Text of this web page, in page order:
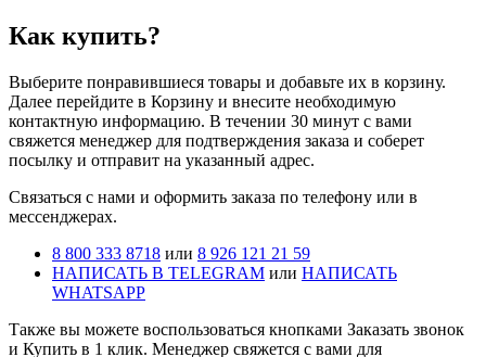
Как купить?
Выберите понравившиеся товары и добавьте их в корзину.
Далее перейдите в Корзину и внесите необходимую
контактную информацию. В течении 30 минут с вами
свяжется менеджер для подтверждения заказа и соберет
посылку и отправит на указанный адрес.
Cвязаться с нами и оформить заказа по телефону или в
мессенджерах.
8 800 333 8718 или 8 926 121 21 59
НАПИСАТЬ В TELEGRAM или НАПИСАТЬ
WHATSAPP
Также вы можете воспользоваться кнопками Заказать звонок
и Купить в 1 клик. Менеджер свяжется с вами для